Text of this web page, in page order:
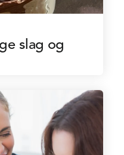
slag og